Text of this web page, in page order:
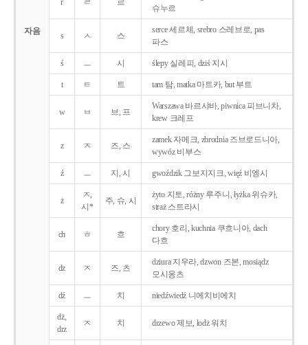
자음
r ㄹ 르
슈누르
s ㅅ 스
serce 세르체, srebro 스레브로, pas
파스
ś ㅡ 시 ślepy 실레피, dziś 지시
t ㅌ 트 tam 탐, matka 마트카, but 부트
w ㅂ 브, 프
Warszawa 바르샤바, piwnica 피브니차,
krew 크레프
z ㅈ 즈, 스
zamek 자메크, zbrodnia 즈브로드니아,
wywóz 비부스
ź ㅡ 지, 시 gwoździk 그보지지크, więź 비엥시
ż
ㅈ,
시*
주, 슈, 시
żyto 지토, różny 루주니, łyżka 위슈카,
straż 스트라시
ch ㅎ 흐
chory 호리, kuchnia 쿠흐니아, dach
다흐
dz ㅈ 즈, 츠
dziura 지우라, dzwon 즈본, mosiądz
모시옹츠
dź ㅡ 치 niedźwiedź 니에치비에치
dż,
drz
ㅈ 치 drzewo 제보, łodż 워치